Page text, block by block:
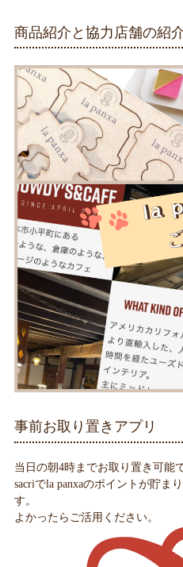
商品紹介と協力店舗の紹
事前お取り置きアプリ
当日の朝4時までお取り置き可能
sacriでla panxaのポイントが貯ま
す。
よかったらご活用ください。